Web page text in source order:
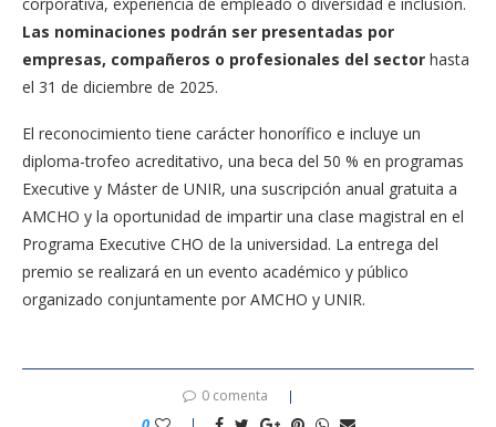
Las nominaciones podrán ser presentadas por
empresas, compañeros o profesionales del sector hasta
el 31 de diciembre de 2025.
El reconocimiento tiene carácter honorífico e incluye un
diploma-trofeo acreditativo, una beca del 50 % en programas
Executive y Máster de UNIR, una suscripción anual gratuita a
AMCHO y la oportunidad de impartir una clase magistral en el
Programa Executive CHO de la universidad. La entrega del
premio se realizará en un evento académico y público
organizado conjuntamente por AMCHO y UNIR.
0 comenta